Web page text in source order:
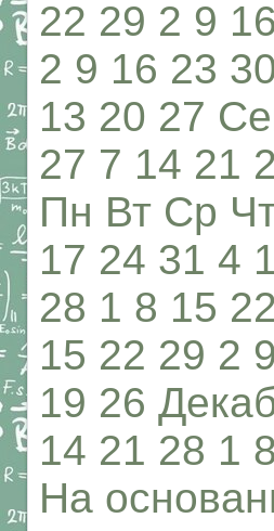
22 29 2 9
2 9 16 23
13 20 27
27 7 14 21
Пн Вт Ср
17 24 31 4
28 1 8 15
15 22 29 2
19 26
14 21 28 1
На